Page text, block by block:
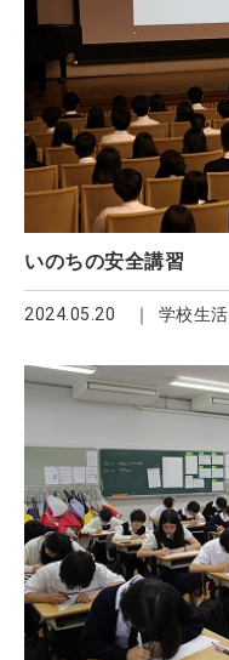
いのちの安全講習
2024.05.20 学校生活